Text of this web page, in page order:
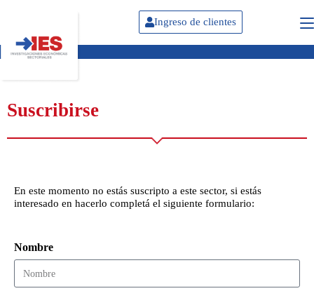
Ingreso de clientes
Suscribirse
En este momento no estás suscripto a este sector, si estás
interesado en hacerlo completá el siguiente formulario:
Nombre